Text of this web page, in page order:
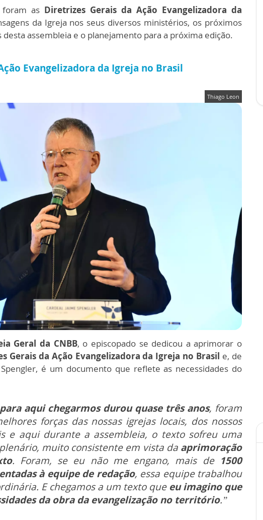
foram as Diretrizes Gerais da Ação Evangelizadora da
da Igreja nos seus diversos ministérios, os próximos
desta assembleia e o planejamento para a próxima edição.
Evangelizadora da Igreja no Brasil
Thiago Leon
Geral da CNBB, o episcopado se dedicou a aprimorar o
Gerais da Ação Evangelizadora da Igreja no Brasil e, de
é um documento que reflete as necessidades do
aqui chegarmos durou quase três anos, foram
forças das nossas igrejas locais, dos nossos
e aqui durante a assembleia, o texto sofreu uma
muito consistente em vista da aprimoração
. Foram, se eu não me engano, mais de 1500
à equipe de redação, essa equipe trabalhou
E chegamos a um texto que eu imagino que
da obra da evangelização no território.”